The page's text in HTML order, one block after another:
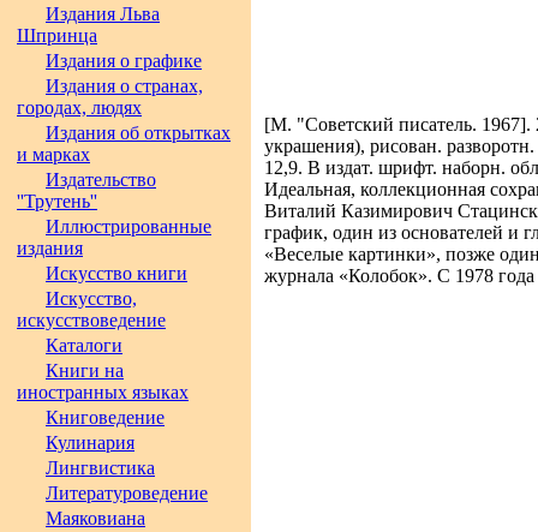
Издания Льва
Шпринца
Издания о графике
Издания о странах,
городах, людях
Издания об открытках
и марках
Издательство
''Трутень''
Иллюстрированные
издания
Искусство книги
Искусство,
искусствоведение
Каталоги
Книги на
иностранных языках
Книговедение
Кулинария
Лингвистика
Литературоведение
Маяковиана
[М. "Советский писатель. 1967].
украшения), рисован.
12,9. В издат. шрифт. наборн.
Идеальная, коллекционная
Виталий Казимирович
график, один из основателей и
«Веселые картинки», позже
журнала «Колобок». С 1978